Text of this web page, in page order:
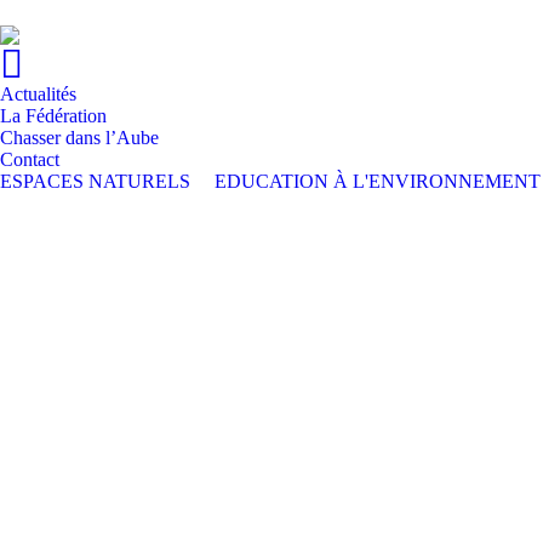
Actualités
La Fédération
Chasser dans l’Aube
Contact
ESPACES NATURELS
EDUCATION À L'ENVIRONNEMENT